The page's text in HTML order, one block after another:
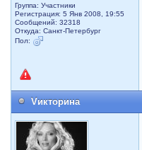
Группа: Участники
Регистрация: 5 Янв 2008, 19:55
Сообщений: 32318
Откуда: Санкт-Петербург
Пол:
Vикторина